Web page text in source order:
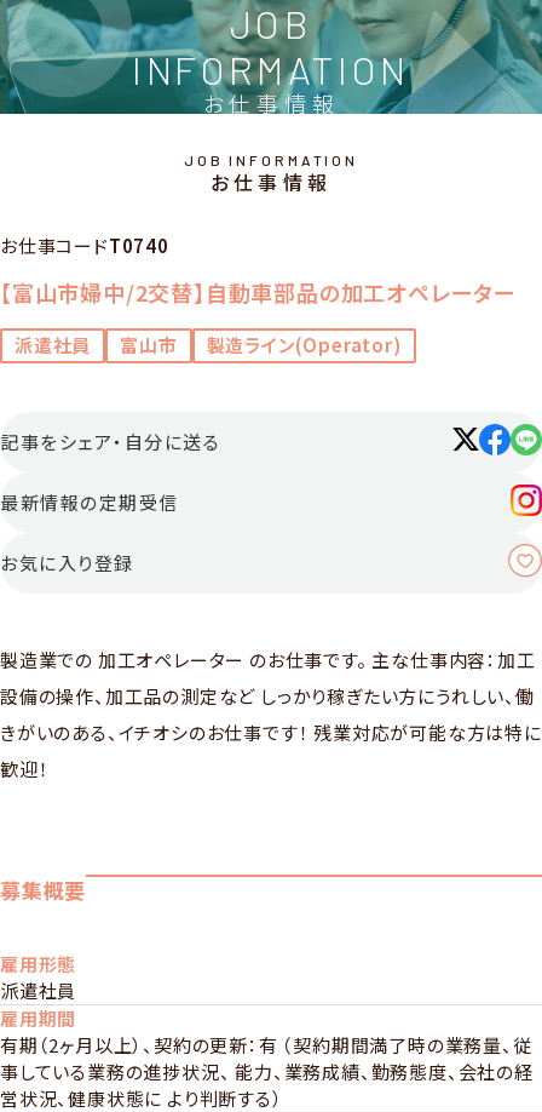
JOB
INFORMATION
お仕事情報
JOB INFORMATION
お仕事情報
お仕事コードT0740
【富山市婦中/2交替】自動車部品の加工オペレーター
派遣社員 富山市 製造ライン(Operator)
記事をシェア・⾃分に送る
最新情報の定期受信
お気に入り登録
製造業での 加工オペレーター のお仕事です。 主な仕事内容：加工
設備の操作、加工品の測定など しっかり稼ぎたい方にうれしい、働
きがいのある、イチオシのお仕事です！ 残業対応が可能な方は特に
歓迎！
募集概要
雇用形態
派遣社員
雇用期間
有期（2ヶ月以上）、契約の更新：有 （契約期間満了時の業務量、従
事している業務の進捗状況、 能力、業務成績、勤務態度、会社の経
営状況、健康状態に より判断する）